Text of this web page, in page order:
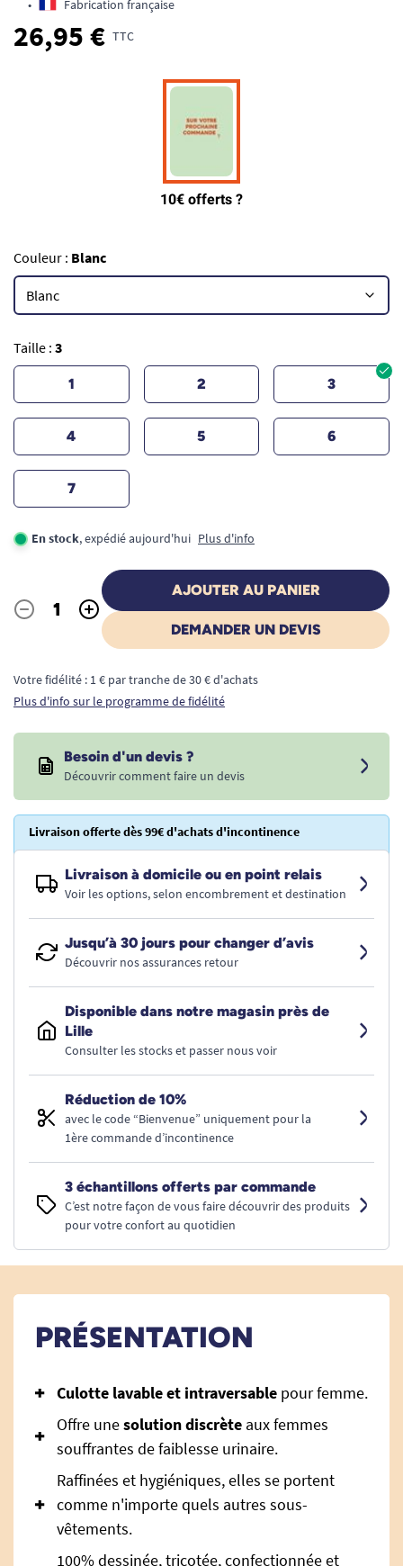
•
Fabrication française
26,95 € TTC
Couleur : Blanc
Taille : 3
1 2 3
4 5 6
7
En stock, expédié aujourd'hui Plus d'info
Quantité
- +
AJOUTER AU PANIER
DEMANDER UN DEVIS
Votre fidélité : 1 € par tranche de 30 € d'achats
Plus d'info sur le programme de fidélité
Besoin d'un devis ?
Découvrir comment faire un devis
Livraison offerte dès 99€ d'achats d'incontinence
Livraison à domicile ou en point relais
Voir les options, selon encombrement et destination
Jusqu’à 30 jours pour changer d’avis
Découvrir nos assurances retour
Disponible dans notre magasin près de
Lille
Consulter les stocks et passer nous voir
Réduction de 10%
avec le code “Bienvenue” uniquement pour la
1ère commande d’incontinence
3 échantillons offerts par commande
C’est notre façon de vous faire découvrir des produits
pour votre confort au quotidien
PRÉSENTATION
Culotte lavable et intraversable pour femme.
Offre unesolution discrète aux femmes
souffrantes de faiblesse urinaire.
Raffinées et hygiéniques, elles se portent
comme n'importe quels autres sous-
vêtements.
100% dessinée, tricotée, confectionnée et